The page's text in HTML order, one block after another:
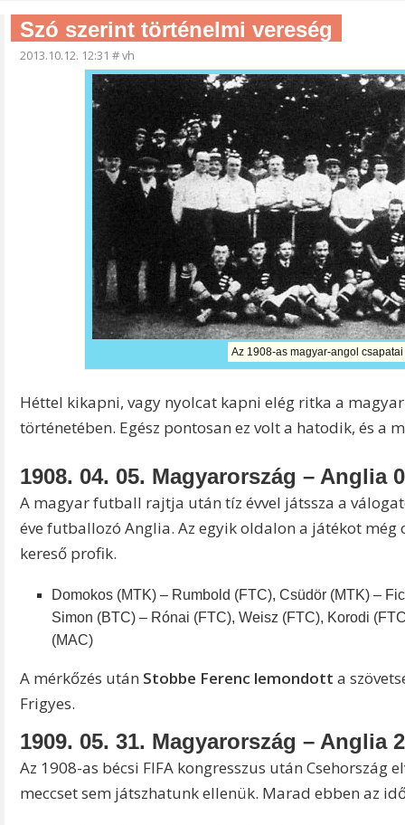
Szó szerint történelmi vereség
2013.10.12. 12:31 #vh
Az 1908-as magyar-angol
Héttel kikapni, vagy nyolcat kapni elég ritka a
történetében. Egész pontosan ez volt a hatodik, és a
1908. 04. 05. Magyarország – Anglia
A magyar futball rajtja után tíz évvel játssza a
éve futballozó Anglia. Az egyik oldalon a játékot
kereső profik.
Domokos (MTK) – Rumbold (FTC), Csüdör (MTK) –
Simon (BTC) – Rónai (FTC), Weisz (FTC), Korodi
(MAC)
A mérkőzés után Stobbe Ferenc lemondott a
Frigyes.
1909. 05. 31. Magyarország – Anglia
Az 1908-as bécsi FIFA kongresszus után
meccset sem játszhatunk ellenük. Marad ebben az